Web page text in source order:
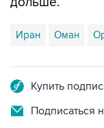
Иран Оман
Купить
Подписаться